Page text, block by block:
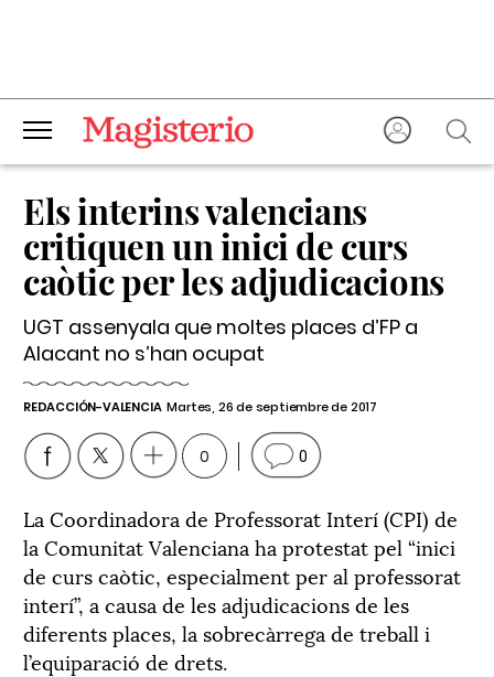
Els interins valencians
critiquen un inici de curs
caòtic per les adjudicacions
UGT assenyala que moltes places d’FP a
Alacant no s’han ocupat
REDACCIÓN-VALENCIA Martes, 26 de septiembre de 2017
0 0
La Coordinadora de Professorat Interí (CPI) de
la Comunitat Valenciana ha protestat pel “inici
de curs caòtic, especialment per al professorat
interí”, a causa de les adjudicacions de les
diferents places, la sobrecàrrega de treball i
l’equiparació de drets.